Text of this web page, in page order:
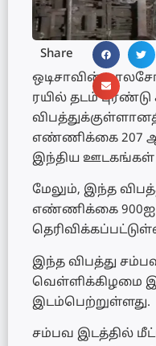
Share
ஒடிசாவின்
ரயில் தடம்
எண்ணிக்கை 207
இந்திய ஊடகங்கள்
மேலும், இந்த
எண்ணிக்கை 900ஐ
இந்த விபத்து
வெள்ளிக்கிழமை
இடம்பெற்றுள்ளது.
சம்பவ இடத்தில்